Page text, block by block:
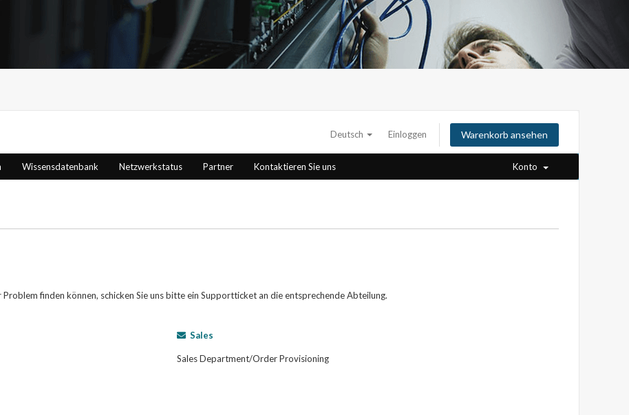
Deutsch Einloggen Warenkorb ansehen
Wissensdatenbank Netzwerkstatus Partner Kontaktieren Sie uns Konto
finden können, schicken Sie uns bitte ein Supportticket an die entsprechende Abteilung.
Sales
Sales Department/Order Provisioning